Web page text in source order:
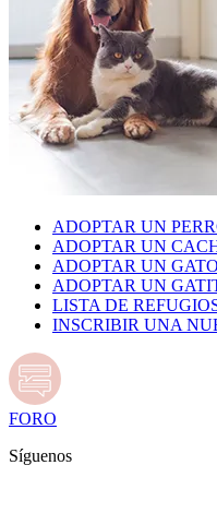
ADOPTAR UN
ADOPTAR UN
ADOPTAR UN GATO
ADOPTAR UN
LISTA DE
INSCRIBIR UNA
FORO
Síguenos